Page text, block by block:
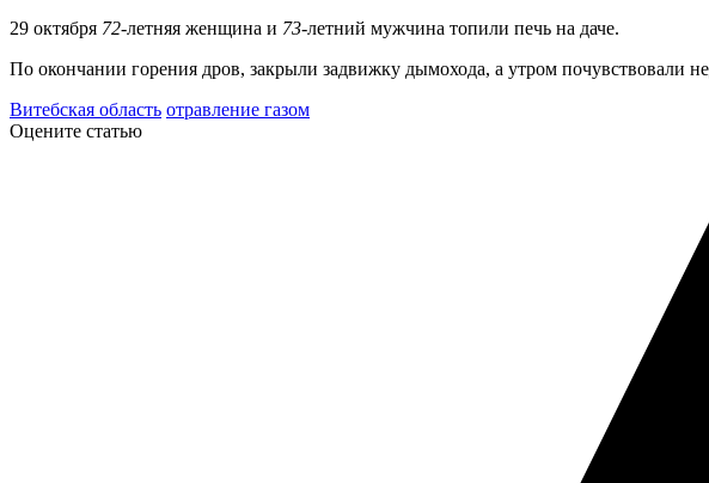
29 октября 72-летняя женщина и 73-летний мужчина топили печь на даче.
По окончании горения дров, закрыли задвижку дымохода, а утром
Витебская область отравление газом
Оцените статью